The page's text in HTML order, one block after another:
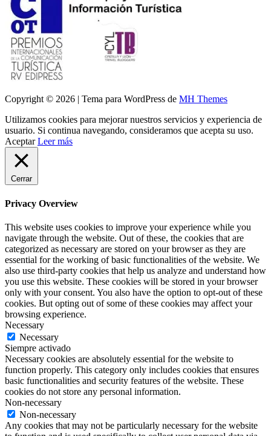
Copyright © 2026 | Tema para WordPress de MH Themes
Utilizamos cookies para mejorar nuestros servicios y experiencia de
usuario. Si continua navegando, consideramos que acepta su uso.
Aceptar Leer más
Cerrar
Privacy Overview
This website uses cookies to improve your experience while you
navigate through the website. Out of these, the cookies that are
categorized as necessary are stored on your browser as they are
essential for the working of basic functionalities of the website. We
also use third-party cookies that help us analyze and understand how
you use this website. These cookies will be stored in your browser
only with your consent. You also have the option to opt-out of these
cookies. But opting out of some of these cookies may affect your
browsing experience.
Necessary
Necessary
Siempre activado
Necessary cookies are absolutely essential for the website to
function properly. This category only includes cookies that ensures
basic functionalities and security features of the website. These
cookies do not store any personal information.
Non-necessary
Non-necessary
Any cookies that may not be particularly necessary for the website